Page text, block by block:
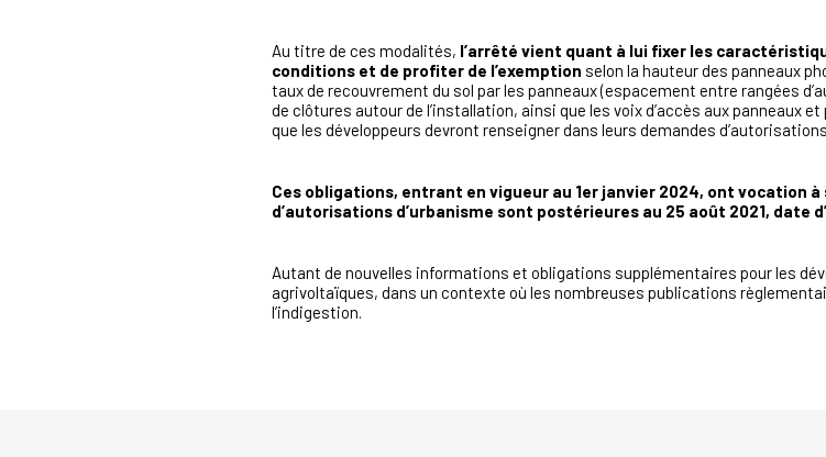
Au titre de ces modalités, l’arrêté vient quant à lui fixer les
conditions et de profiter de l’exemption selon la hauteur des panneaux
taux de recouvrement du sol par les panneaux (espacement entre rangées
de clôtures autour de l’installation, ainsi que les voix d’accès aux panneaux
que les développeurs devront renseigner dans leurs demandes
Ces obligations, entrant en vigueur au 1er janvier 2024, ont vocation
d’autorisations d’urbanisme sont postérieures au 25 août 2021, date
Autant de nouvelles informations et obligations supplémentaires pour les
agrivoltaïques, dans un contexte où les nombreuses publications
l’indigestion.